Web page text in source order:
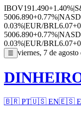
IBOV191.490+1.40%|
5006.890+0.77%|
0.03%|EUR/BRL6.07
5006.890+0.77%|
0.03%|EUR/BRL6.07
☰ viernes, 7 de agosto
🇧🇷 PT🇺🇸 EN🇪🇸